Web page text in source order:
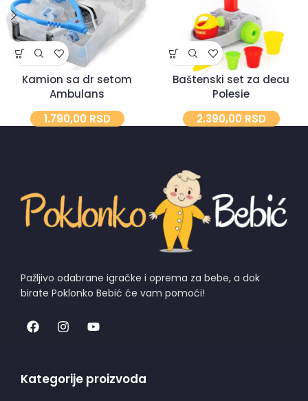
Kamion sa dr setom
Ambulans
1.790,00 RSD
Baštenski set za decu
Polesie
2.390,00 RSD
Pažljivo odabrane igračke i oprema za bebe, a dok
birate Poklonko Bebić će vam pomoći!
Kategorije proizvoda